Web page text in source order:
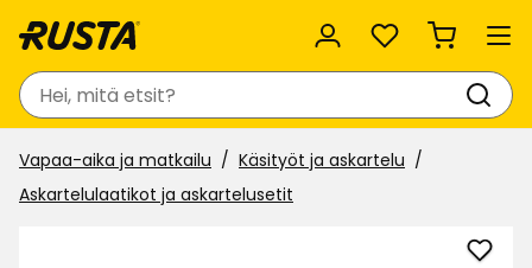
Suosikit
Haku
Vapaa-aika ja matkailu
Käsityöt ja askartelu
Askartelulaatikot ja askartelusetit
Lisää